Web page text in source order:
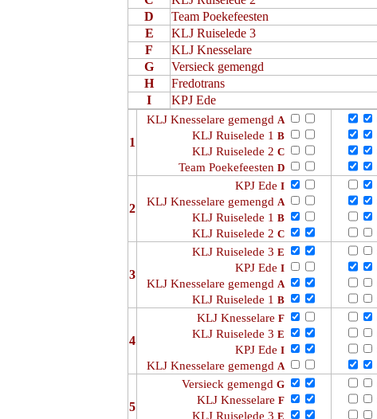
D
Team Poekefeesten
E
KLJ Ruiselede 3
F
KLJ Knesselare
G
Versieck gemengd
H
Fredotrans
I
KPJ Ede
1
KLJ Knesselare gemengd A
KLJ Ruiselede 1 B
KLJ Ruiselede 2 C
Team Poekefeesten D
2
KPJ Ede I
KLJ Knesselare gemengd A
KLJ Ruiselede 1 B
KLJ Ruiselede 2 C
3
KLJ Ruiselede 3 E
KPJ Ede I
KLJ Knesselare gemengd A
KLJ Ruiselede 1 B
4
KLJ Knesselare F
KLJ Ruiselede 3 E
KPJ Ede I
KLJ Knesselare gemengd A
5
Versieck gemengd G
KLJ Knesselare F
KLJ Ruiselede 3 E